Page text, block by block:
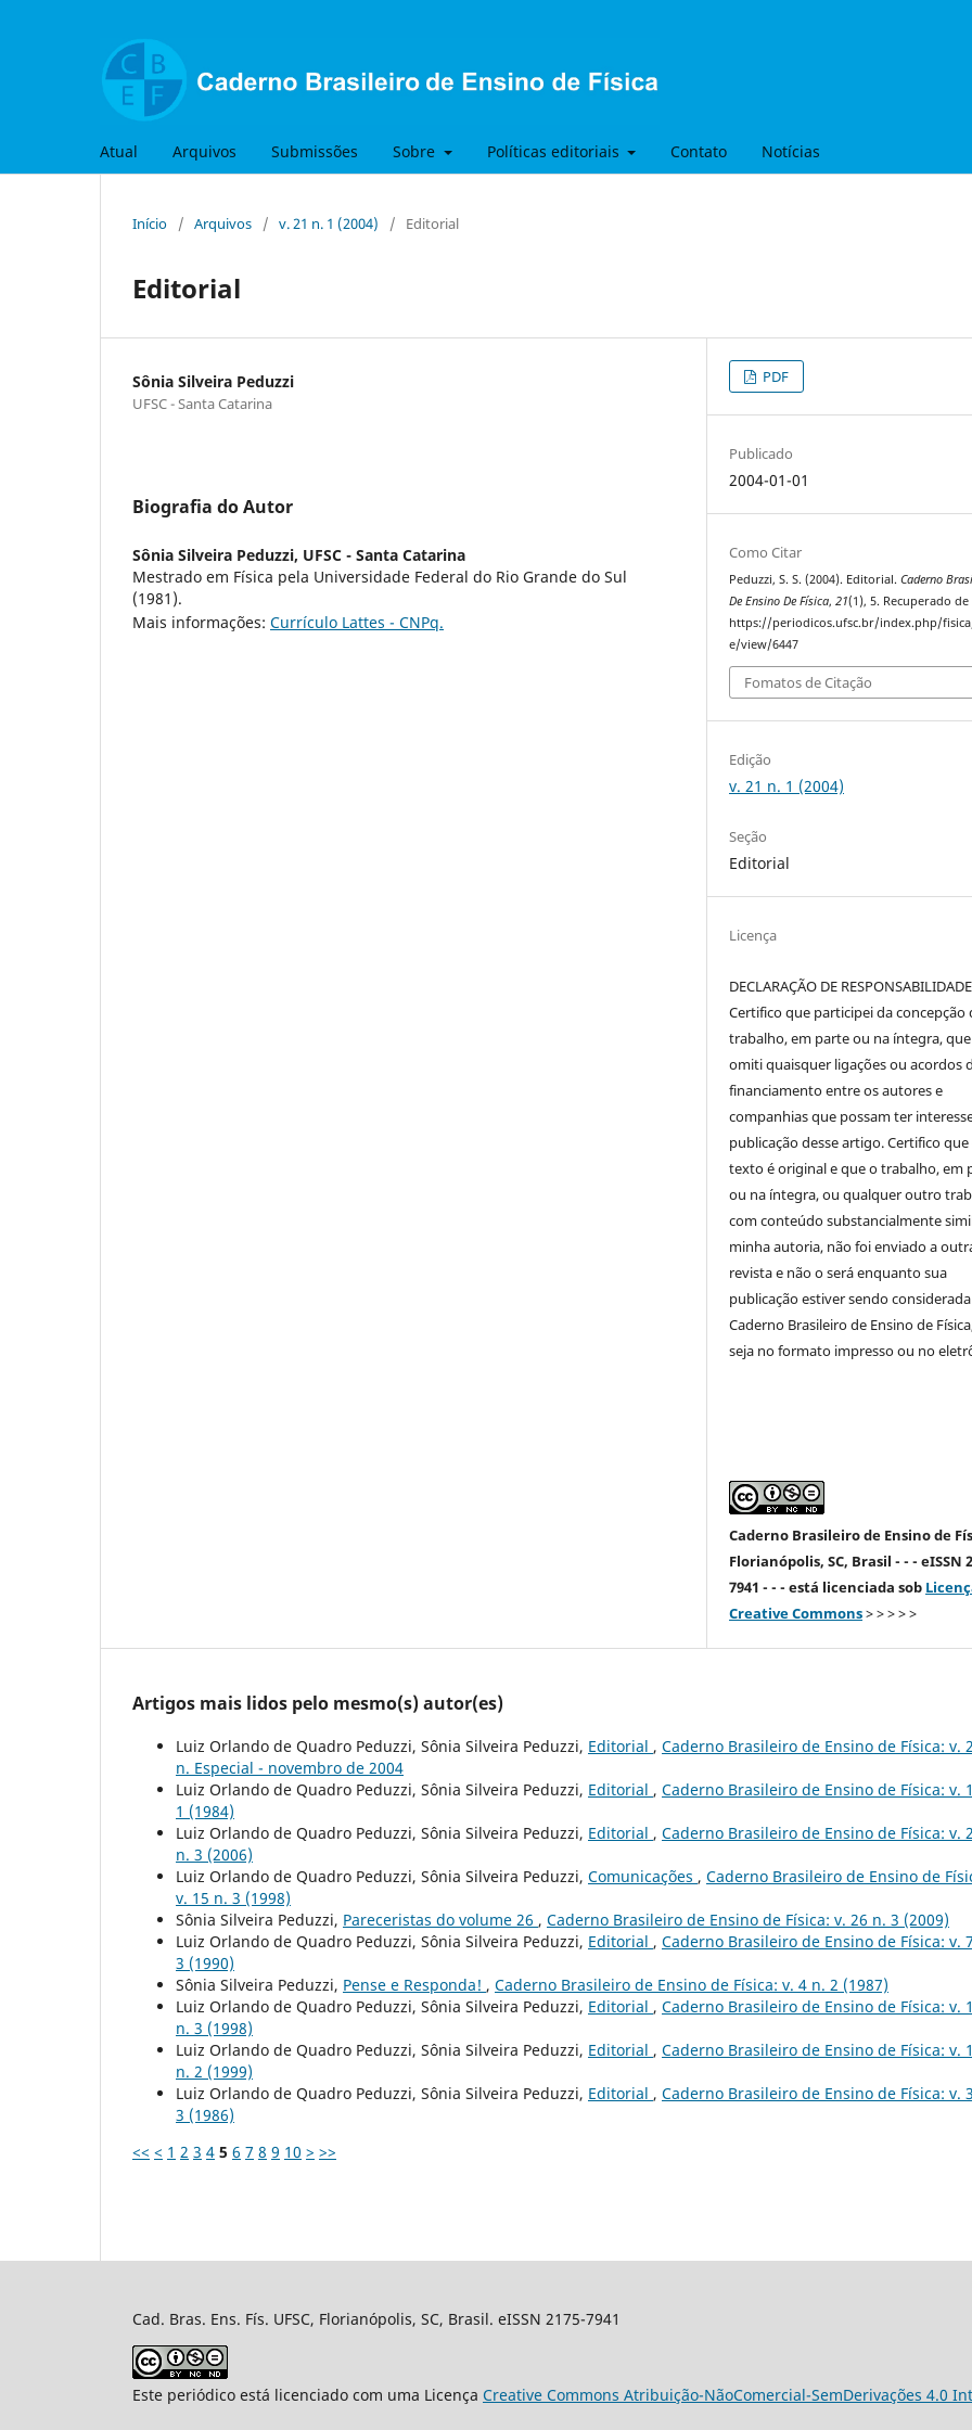
Atual Arquivos Submissões Sobre Políticas editoriais Contato Notícias
Início / Arquivos / v. 21 n. 1 (2004) / Editorial
Editorial
Sônia Silveira Peduzzi
UFSC - Santa Catarina
Biografia do Autor
Sônia Silveira Peduzzi, UFSC - Santa Catarina
Mestrado em Física pela Universidade Federal do Rio Grande do Sul
(1981).
Mais informações: Currículo Lattes - CNPq.
PDF
Publicado
2004-01-01
Como Citar
Peduzzi, S. S. (2004). Editorial.Caderno
De Ensino De Física,21(1), 5. Recuperado de
https://periodicos.ufsc.br/index.php/
e/view/6447
Fomatos de Citação
Edição
v. 21 n. 1 (2004)
Seção
Editorial
Licença
DECLARAÇÃO DE RESPONSABILIDADE
Certifico que participei da concepção
trabalho, em parte ou na íntegra,
omiti quaisquer ligações ou acordos
financiamento entre os autores e
companhias que possam ter
publicação desse artigo. Certifico que
texto é original e que o trabalho, em
ou na íntegra, ou qualquer outro
com conteúdo substancialmente
minha autoria, não foi enviado a
revista e não o será enquanto sua
publicação estiver sendo
Caderno Brasileiro de Ensino de
seja no formato impresso ou no
Caderno Brasileiro de Ensino de
Florianópolis, SC, Brasil - - - eISSN
7941 - - - está licenciada sob
Creative Commons> > > > >
Artigos mais lidos pelo mesmo(s) autor(es)
Luiz Orlando de Quadro Peduzzi, Sônia Silveira Peduzzi, Editorial , Caderno Brasileiro de Ensino de Física: v.
n. Especial - novembro de 2004
Luiz Orlando de Quadro Peduzzi, Sônia Silveira Peduzzi, Editorial , Caderno Brasileiro de Ensino de Física: v.
1 (1984)
Luiz Orlando de Quadro Peduzzi, Sônia Silveira Peduzzi, Editorial , Caderno Brasileiro de Ensino de Física: v.
n. 3 (2006)
Luiz Orlando de Quadro Peduzzi, Sônia Silveira Peduzzi, Comunicações , Caderno Brasileiro de Ensino de
v. 15 n. 3 (1998)
Sônia Silveira Peduzzi, Pareceristas do volume 26 , Caderno Brasileiro de Ensino de Física: v. 26 n. 3 (2009)
Luiz Orlando de Quadro Peduzzi, Sônia Silveira Peduzzi, Editorial , Caderno Brasileiro de Ensino de Física: v.
3 (1990)
Sônia Silveira Peduzzi, Pense e Responda! , Caderno Brasileiro de Ensino de Física: v. 4 n. 2 (1987)
Luiz Orlando de Quadro Peduzzi, Sônia Silveira Peduzzi, Editorial , Caderno Brasileiro de Ensino de Física: v.
n. 3 (1998)
Luiz Orlando de Quadro Peduzzi, Sônia Silveira Peduzzi, Editorial , Caderno Brasileiro de Ensino de Física: v.
n. 2 (1999)
Luiz Orlando de Quadro Peduzzi, Sônia Silveira Peduzzi, Editorial , Caderno Brasileiro de Ensino de Física: v.
3 (1986)
<< < 1 2 3 4 5 6 7 8 9 10 > >>
Cad. Bras. Ens. Fís. UFSC, Florianópolis, SC, Brasil. eISSN 2175-7941
Este periódico está licenciado com uma Licença Creative Commons Atribuição-NãoComercial-SemDerivações 4.0